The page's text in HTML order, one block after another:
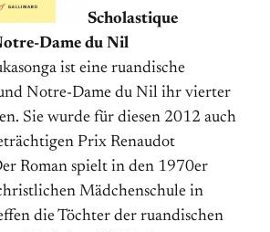
Scholastique
Dame du Nil
ist eine ruandische
Notre-Dame du Nil ihr vierter
Sie wurde für diesen 2012 auch
Prix Renaudot
Roman spielt in den 1970er
Mädchenschule in
die Töchter der ruandischen